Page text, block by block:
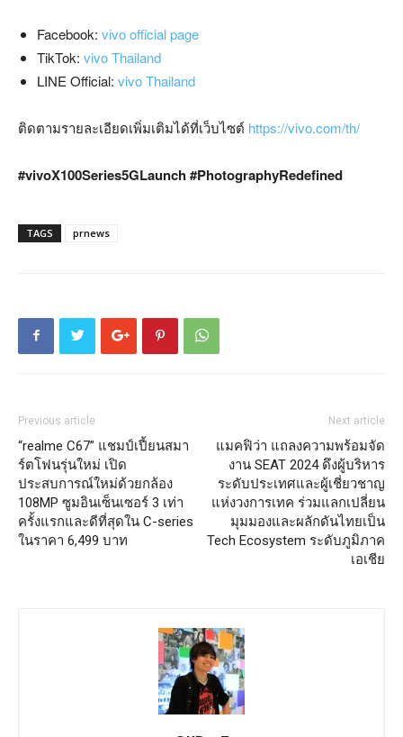
Facebook: vivo official page
TikTok: vivo Thailand
LINE Official: vivo Thailand
ติดตามรายละเอียดเพิ่มเติมได้ที่เว็บไซต์ https://vivo.com/th/
#vivoX100Series5GLaunch #PhotographyRedefined
TAGS prnews
Previous article
“realme C67” แชมป์เปี้ยนสมา
ร์ตโฟนรุ่นใหม่ เปิด
ประสบการณ์ใหม่ด้วยกล้อง
108MP ซูมอินเซ็นเซอร์ 3 เท่า
ครั้งแรกและดีที่สุดใน C-series
ในราคา 6,499 บาท
Next article
แมคฟิว่า แถลงความพร้อมจัด
งาน SEAT 2024 ดึงผู้บริหาร
ระดับประเทศและผู้เชี่ยวชาญ
แห่งวงการเทค ร่วมแลกเปลี่ยน
มุมมองและผลักดันไทยเป็น
Tech Ecosystem ระดับภูมิภาค
เอเชีย